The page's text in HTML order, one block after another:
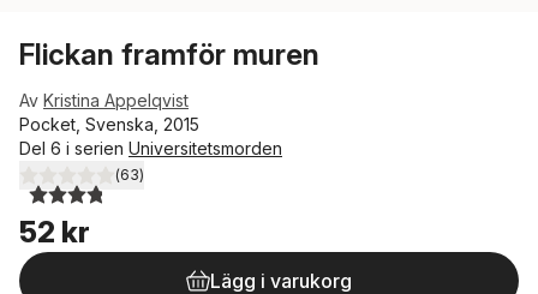
Flickan framför muren
Av Kristina Appelqvist
Pocket, Svenska, 2015
Del 6 i serien Universitetsmorden
3,8utav 5 stjärnor. Totalt antal röster:
(63)
52 kr
Lägg i varukorg